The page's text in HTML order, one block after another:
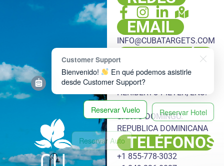
EMAIL
INFO@CUBATARGETS.COM
DIRECCIÓN
PLAZA HACHÉ, LOCAL 108,
ESQ. LUIS LEMBERT Y DR.
HERIBERTO PIETER, ENS.
SANTO DOMINGO.
REPUBLICA DOMINICANA
TELÉFONOS
+1 855-778-3032
Customer Support
Bienvenido!
En qué podemos asistirle
desde Customer Support?
Reservar Vuelo Reservar Hotel
Reservar Auto Reservar Excursión
Reservar Transfer